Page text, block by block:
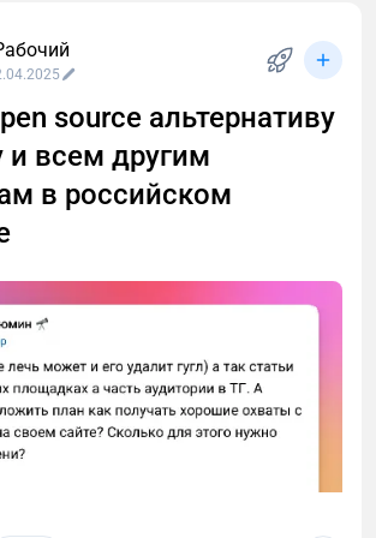
source альтернативу
и всем другим
в российском